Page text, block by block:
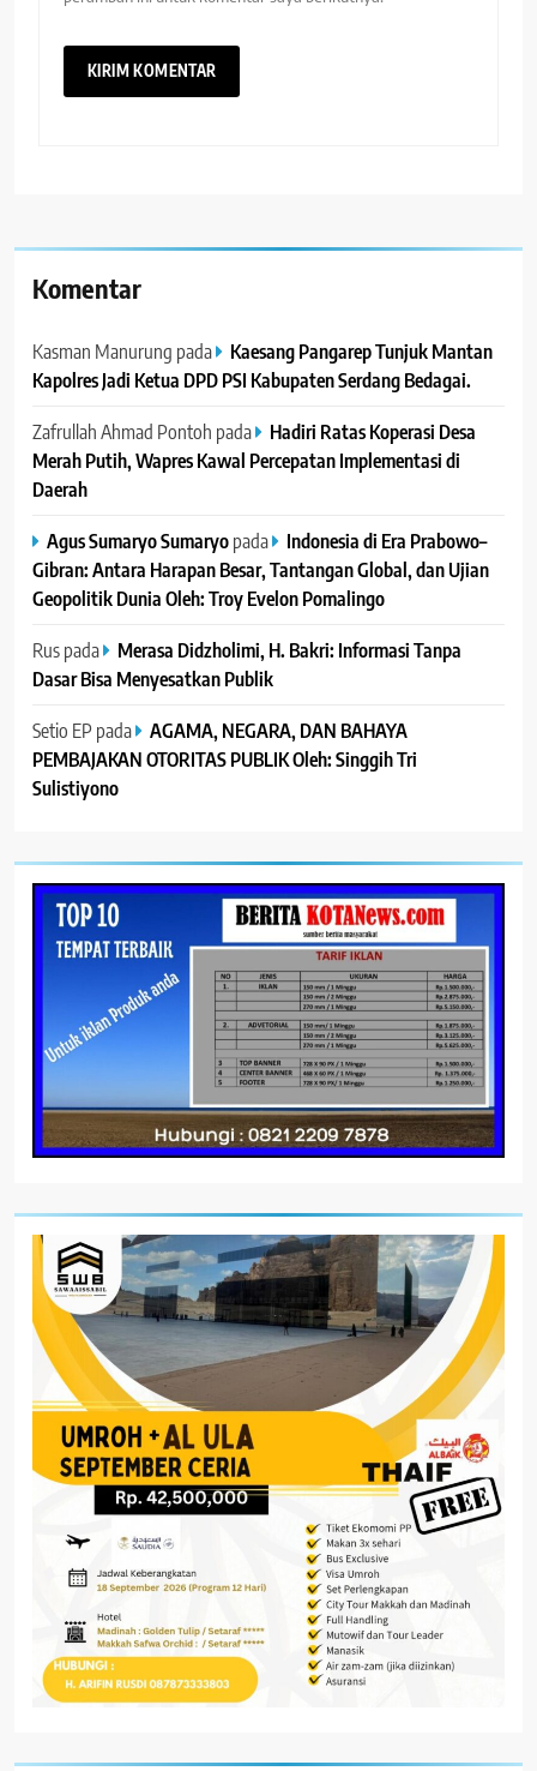
Komentar
Kasman Manurung pada
Kaesang Pangarep Tunjuk Mantan
Kapolres Jadi Ketua DPD PSI Kabupaten Serdang Bedagai. ‎ ‎
Zafrullah Ahmad Pontoh pada
Hadiri Ratas Koperasi Desa
Merah Putih, Wapres Kawal Percepatan Implementasi di
Daerah
Agus Sumaryo Sumaryopada
Indonesia di Era Prabowo–
Gibran: Antara Harapan Besar, Tantangan Global, dan Ujian
Geopolitik Dunia Oleh: Troy Evelon Pomalingo
Ruspada
Merasa Didzholimi, H. Bakri: Informasi Tanpa
Dasar Bisa Menyesatkan Publik
Setio EP pada
AGAMA, NEGARA, DAN BAHAYA
PEMBAJAKAN OTORITAS PUBLIK Oleh: Singgih Tri
Sulistiyono